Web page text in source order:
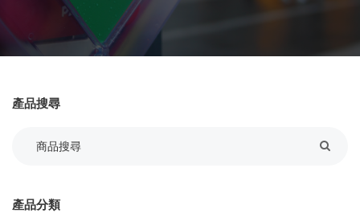
產品搜尋
產品分類